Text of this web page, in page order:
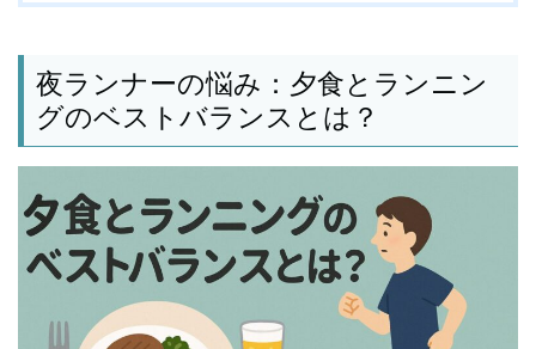
夜ランナーの悩み：夕食とランニン
グのベストバランスとは？